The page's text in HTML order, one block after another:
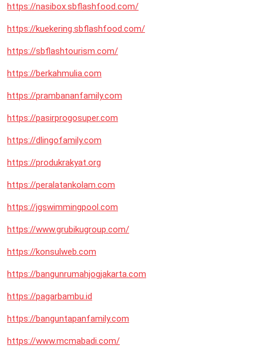
https://nasibox.sbflashfood.com/
https://kuekering.sbflashfood.com/
https://sbflashtourism.com/
https://berkahmulia.com
https://prambananfamily.com
https://pasirprogosuper.com
https://dlingofamily.com
https://produkrakyat.org
https://peralatankolam.com
https://jgswimmingpool.com
https://www.grubikugroup.com/
https://konsulweb.com
https://bangunrumahjogjakarta.com
https://pagarbambu.id
https://banguntapanfamily.com
https://www.mcmabadi.com/